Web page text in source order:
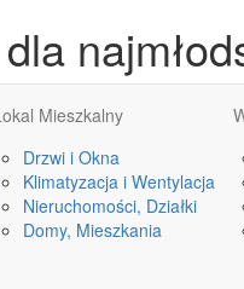
Mieszkalny
Drzwi i Okna
Klimatyzacja i Wentylacja
Nieruchomości, Działki
Domy, Mieszkania